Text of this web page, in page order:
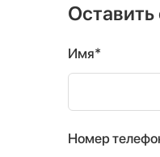
Оставить
Имя*
Номер